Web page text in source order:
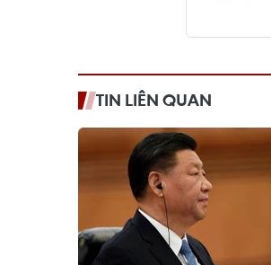
TIN LIÊN QUAN